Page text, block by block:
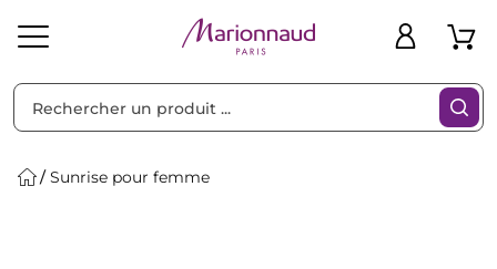
Sunrise pour femme
Filtres